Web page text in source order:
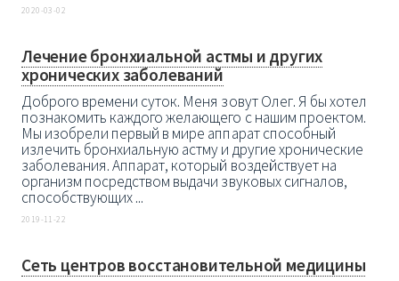
2020-03-02
Лечение бронхиальной астмы и других
хронических заболеваний
Доброго времени суток. Меня зовут Олег. Я бы хотел
познакомить каждого желающего с нашим проектом.
Мы изобрели первый в мире аппарат способный
излечить бронхиальную астму и другие хронические
заболевания. Аппарат, который воздействует на
организм посредством выдачи звуковых сигналов,
способствующих ...
2019-11-22
Сеть центров восстановительной медицины